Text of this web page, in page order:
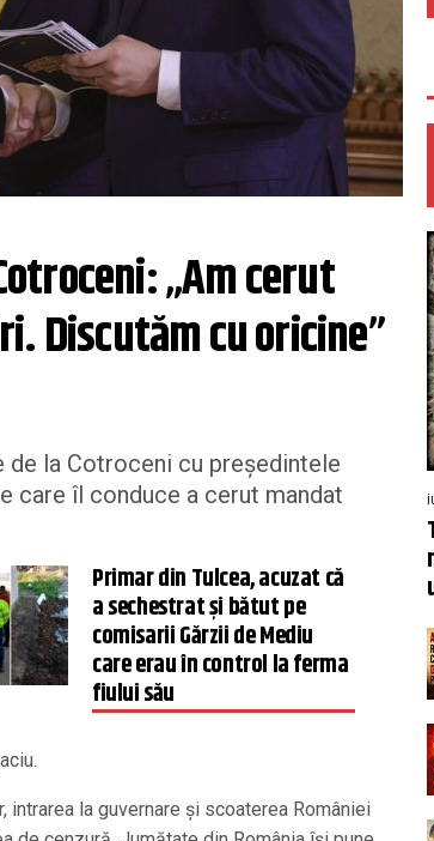
„Am cerut
Discutăm cu oricine”
de la Cotroceni cu preşedintele
care îl conduce a cerut mandat
Primar din Tulcea, acuzat că
a sechestrat și bătut pe
comisarii Gărzii de Mediu
care erau în control la ferma
fiului său
intrarea la guvernare şi scoaterea României